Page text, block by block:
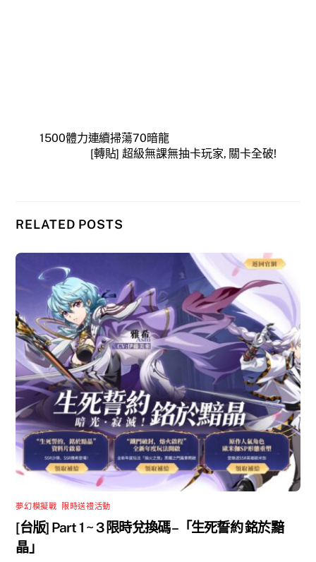
1500體力連續掃蕩70暗龍
[轉貼] 超級無課無抽卡玩家, 關卡全破!
RELATED POSTS
夢幻模擬戰 限時送禮活動
[台版] Part 1 ~ 3 限時兌換碼 –「生死誓約 銘於黯
晶」